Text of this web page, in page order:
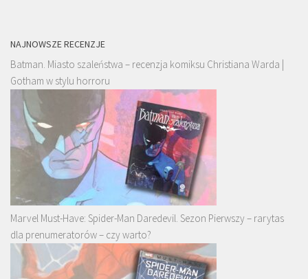
NAJNOWSZE RECENZJE
Batman. Miasto szaleństwa – recenzja komiksu Christiana Warda |
Gotham w stylu horroru
Marvel Must-Have: Spider-Man Daredevil. Sezon Pierwszy – rarytas
dla prenumeratorów – czy warto?